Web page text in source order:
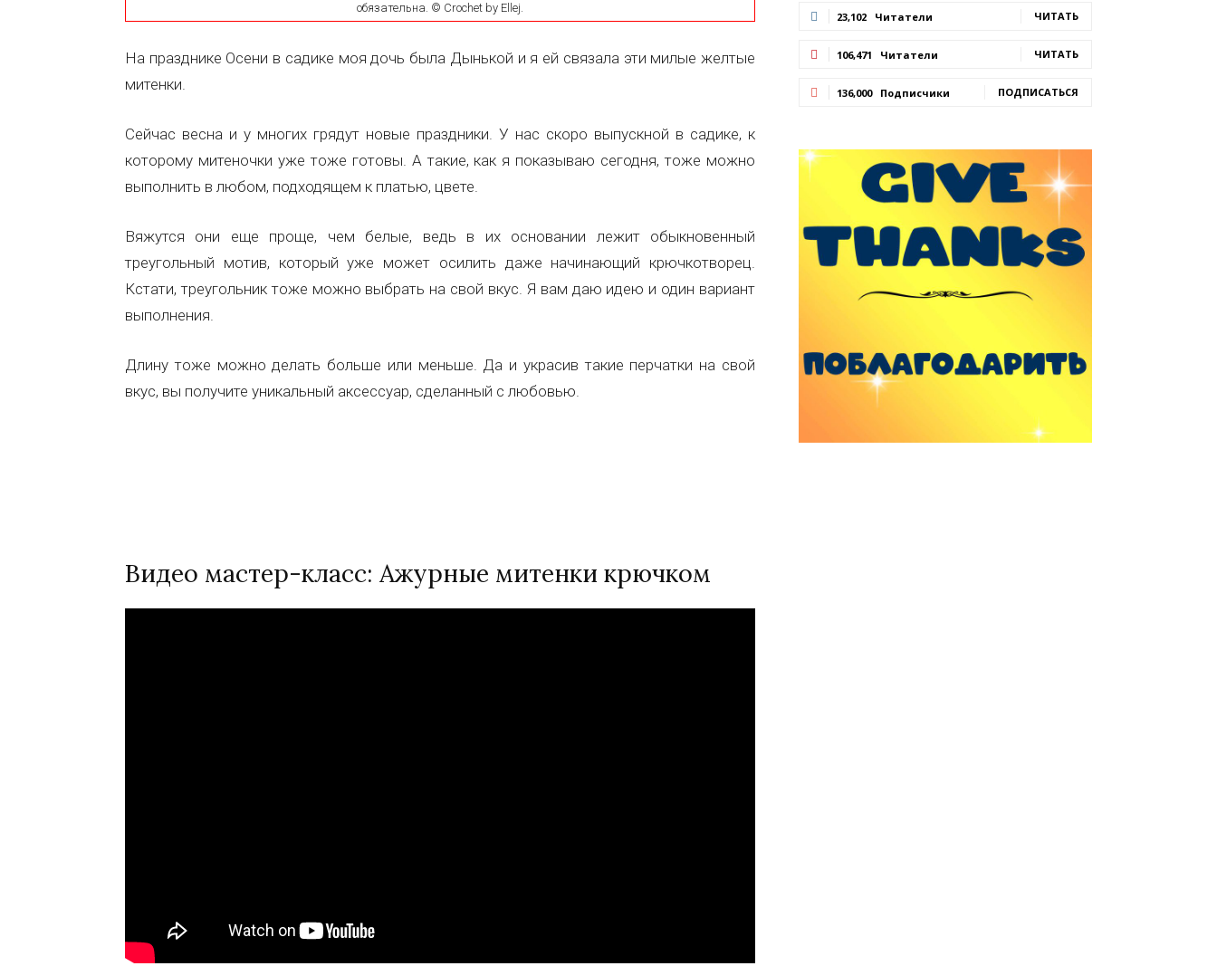
обязательна. © Crochet by Ellej.
На празднике Осени в садике моя дочь была Дынькой и я ей связала эти милые желтые
митенки.
Сейчас весна и у многих грядут новые праздники. У нас скоро выпускной в садике, к
которому митеночки уже тоже готовы. А такие, как я показываю сегодня, тоже можно
выполнить в любом, подходящем к платью, цвете.
Вяжутся они еще проще, чем белые, ведь в их основании лежит обыкновенный
треугольный мотив, который уже может осилить даже начинающий крючкотворец.
Кстати, треугольник тоже можно выбрать на свой вкус. Я вам даю идею и один вариант
выполнения.
Длину тоже можно делать больше или меньше. Да и украсив такие перчатки на свой
вкус, вы получите уникальный аксессуар, сделанный с любовью.
Видео мастер-класс: Ажурные митенки крючком
23,102 Читатели ЧИТАТЬ
106,471 Читатели ЧИТАТЬ
136,000 Подписчики ПОДПИСАТЬСЯ